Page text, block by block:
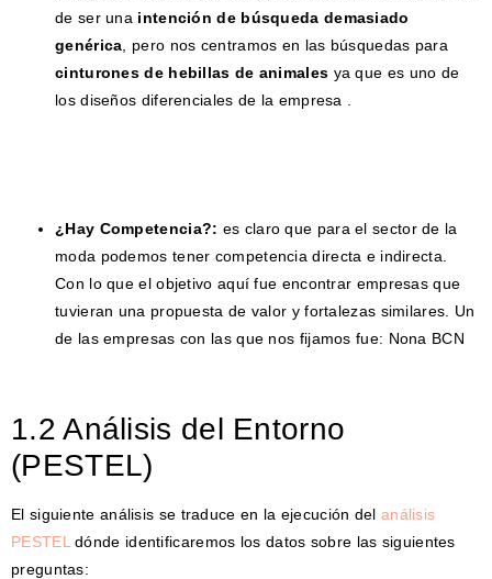
de ser una intención de búsqueda demasiado
genérica , pero nos centramos en las búsquedas para
cinturones de hebillas de animales ya que es uno de
los diseños diferenciales de la empresa .
¿Hay Competencia?: es claro que para el sector de la
moda podemos tener competencia directa e indirecta.
Con lo que el objetivo aquí fue encontrar empresas que
tuvieran una propuesta de valor y fortalezas similares. Un
de las empresas con las que nos fijamos fue: Nona BCN
1.2 Análisis del Entorno
(PESTEL)
El siguiente análisis se traduce en la ejecución del análisis
PESTEL dónde identificaremos los datos sobre las siguientes
preguntas: